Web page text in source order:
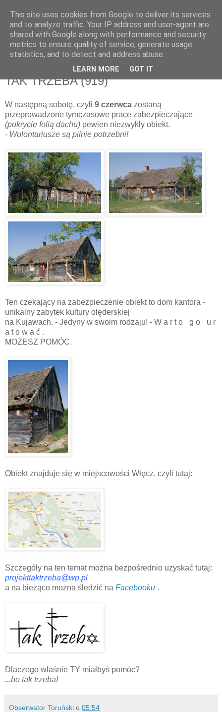
poniedziałek, 4 czerwca 2012
TAK TRZEBA (919)
W następną sobotę, czyli 9 czerwca zostaną
przeprowadzone tymczasowe prace zabezpieczające
(pokrycie folią dachu) pewien niezwykły obiekt.
- Wolontariusze są pilnie potrzebni!
Ten czekający na zabezpieczenie obiekt to dom kantora -
unikalny zabytek kultury olęderskiej
na Kujawach. - Jedyny w swoim rodzaju! - W a r t o
g o
u r
a t o w a ć .
MOŻESZ POMÓC.
Obiekt znajduje się w miejscowości Włęcz, czyli tutaj:
Szczegóły na ten temat można bezpośrednio uzyskać tutaj:
projekttaktrzeba@wp.pl
a na bieżąco można śledzić na Facebooku .
Dlaczego właśnie TY miałbyś pomóc?
...bo tak trzeba!
Obserwator Toruński o 05:54
This site uses cookies from Google to deliver its services
and to analyze traffic. Your IP address and user-agent are
shared with Google along with performance and security
metrics to ensure quality of service, generate usage
statistics, and to detect and address abuse.
LEARN MORE GOT IT